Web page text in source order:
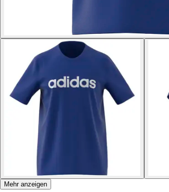
Mehr anzeigen